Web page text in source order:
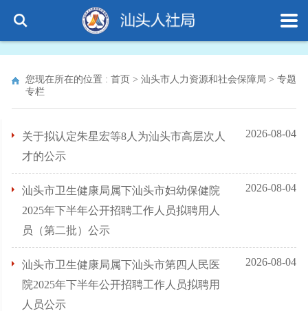
您现在所在的位置 : 首页 > 汕头市人力资源和社会保障局 > 专题
专栏
关于拟认定朱星宏等8人为汕头市高层次人
才的公示
2026-08-04
汕头市卫生健康局属下汕头市妇幼保健院
2025年下半年公开招聘工作人员拟聘用人
员（第二批）公示
2026-08-04
汕头市卫生健康局属下汕头市第四人民医
院2025年下半年公开招聘工作人员拟聘用
人员公示
2026-08-04